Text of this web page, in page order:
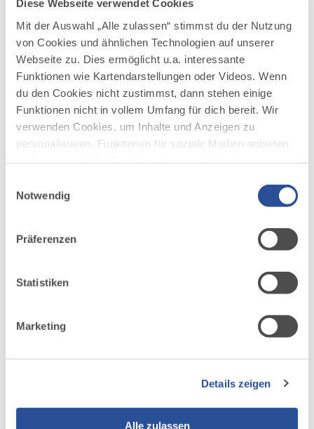
Diese Webseite verwendet Cookies
Mit der Auswahl „Alle zulassen“ stimmst du der Nutzung
von Cookies und ähnlichen Technologien auf unserer
Webseite zu. Dies ermöglicht u.a. interessante
Funktionen wie Kartendarstellungen oder Videos. Wenn
du den Cookies nicht zustimmst, dann stehen einige
Funktionen nicht in vollem Umfang für dich bereit. Wir
verwenden Cookies, um Inhalte und Anzeigen zu
personalisieren, Funktionen für soziale Medien anbieten
deiner Verwendung unserer Website an unsere Partner
möglicherweise mit weiteren Daten zusammen, die du
Nutzung der Dienste gesammelt haben.
Notwendig
Präferenzen
Statistiken
Marketing
Details zeigen
Alle zulassen
AUFSTIEG
20 m
SCHWIERIGKEIT
mittel
LANGLAUF
5
Lindenberg Hansenweiher-Loipe
Start: Parkplatz beim Hallenbad. Nach 100 m biegt
aufwärt am Schulzentrum vorbei. Dann geht es eben
Gewerbegebiet entlang auf eine kleine Anhöhe. Dort
rechts dem Wegweiser...
4,0 km
40 m
mehr
dazu
6
Langlaufstadion
Trainingsstrecke für Genussläufer und Ambitionierte im
Isny, teilbeschneit mit Flutlicht.
dazu